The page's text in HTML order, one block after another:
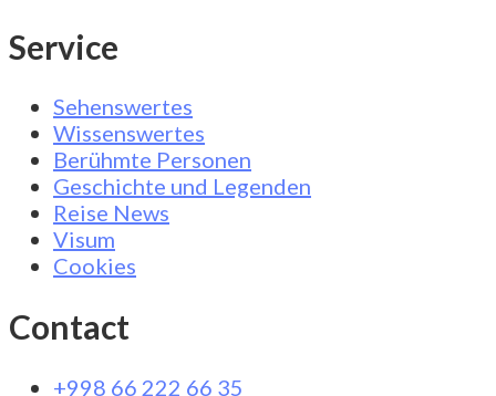
Service
Sehenswertes
Wissenswertes
Berühmte Personen
Geschichte und Legenden
Reise News
Visum
Cookies
Contact
+998 66 222 66 35